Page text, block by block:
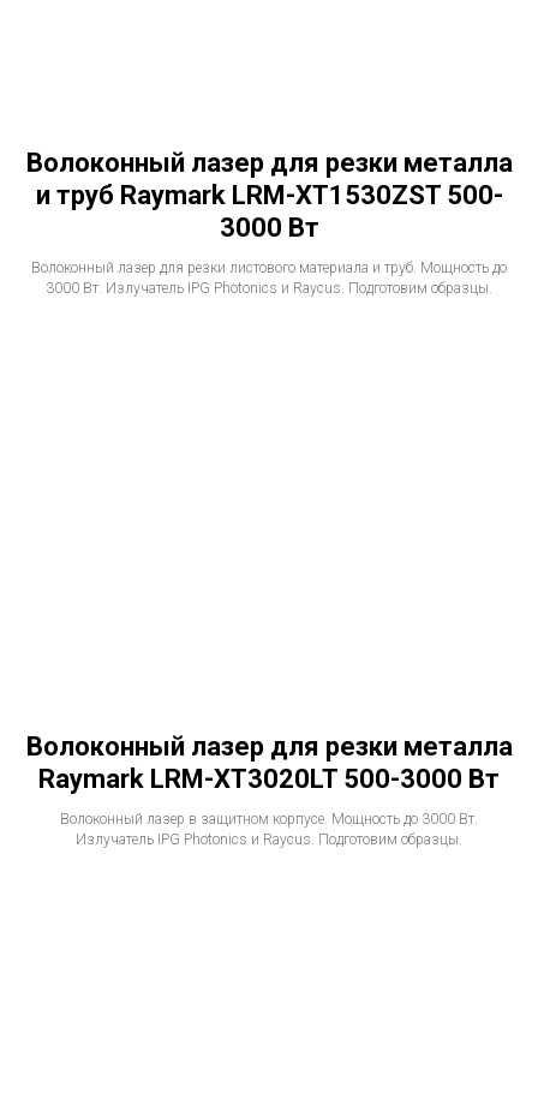
Волоконный лазер для резки металла
и труб Raymark LRM-XT1530ZST 500-
3000 Вт
Волоконный лазер для резки листового материала и труб. Мощность до
3000 Вт. Излучатель IPG Photonics и Raycus. Подготовим образцы.
Волоконный лазер для резки металла
Raymark LRM-XT3020LT 500-3000 Вт
Волоконный лазер в защитном корпусе. Мощность до 3000 Вт.
Излучатель IPG Photonics и Raycus. Подготовим образцы.